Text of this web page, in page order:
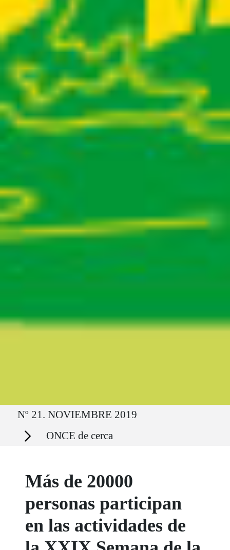
Ruta del sitio
Nº 21. NOVIEMBRE 2019
Secciones ONCE de cerca
Más de 20000
personas participan
en las actividades de